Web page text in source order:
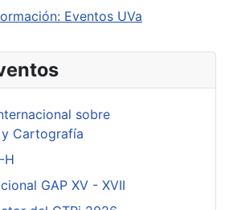
Eventos UVa
sobre
Cartografía
H
GAP XV - XVII